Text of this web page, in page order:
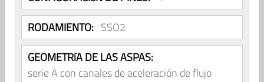
RODAMIENTO: SSO2
GEOMETRíA DE LAS ASPAS:
serie A con canales de aceleración de flujo